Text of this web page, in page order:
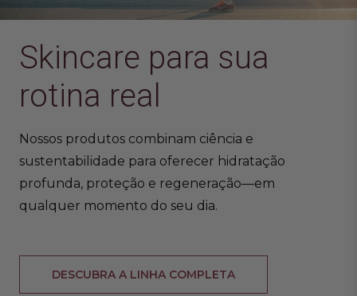
Skincare para sua
rotina real
Nossos produtos combinam ciência e
sustentabilidade para oferecer hidratação
profunda, proteção e regeneração—em
qualquer momento do seu dia.
DESCUBRA A LINHA COMPLETA